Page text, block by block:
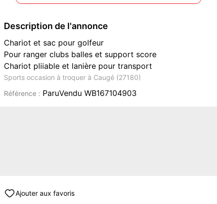
Description de l'annonce
Chariot et sac pour golfeur
Pour ranger clubs balles et support score
Chariot pliiable et lanière pour transport
Sports occasion à troquer à Caugé (27180)
Référence : ParuVendu WB167104903
Ajouter aux favoris